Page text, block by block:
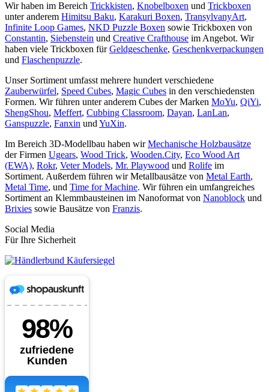
Wir haben im Bereich Trickkisten, Knobelboxen und Trickboxen
unter anderem Himitsu Baku, Karakuri Boxen, TransylvanyArt,
Infinite Loop Games, NKD Puzzle Boxen sowie Trickboxen von
Constantin, Siebenstein und Creative Crafthouse im Angebot. Wir
haben viele Trickboxen fürGeldgeschenke, Geschenkverpackungen
und Flaschenpuzzle.
Unser Sortiment umfasst mehrere hundert verschiedene
Zauberwürfel, Speed Cubes, Magic Cubes in den verschiedensten
Formen. Wir führen unter anderem Cubes der Marken MoYu, QiYi,
ShengShou, Meffert, Cubbing Classroom, Dayan, LanLan,
Ganspuzzle, Fanxin und YuXin.
Im Bereich 3D-Modellbau haben wirMechanische Holzbausätze
der Firmen Ugears, Wood Trick, Wooden.City, Eco Wood Art
(EWA), Rokr, Veter Models, Mr. Playwood und Rolife im
Sortiment. Außerdem führen wir Metallbausätze von Metal Earth,
Metal Time, und Time for Machine. Wir führen ein umfangreiches
Sortiment an Klemmbausteinen im Nanoformat von Nanoblock und
Brixies sowie Bausätze von Franzis.
Social Media
Für Ihre Sicherheit